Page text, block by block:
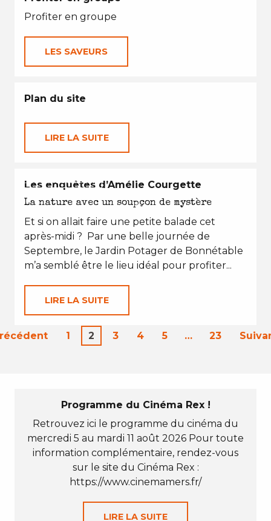
Profiter en groupe
LES SAVEURS
Plan du site
LIRE LA SUITE
EN TOUTES SAISONS
Les enquêtes d’Amélie Courgette
La nature avec un soupçon de mystère
Et si on allait faire une petite balade cet
après-midi ? Par une belle journée de
Septembre, le Jardin Potager de Bonnétable
m’a semblé être le lieu idéal pour profiter...
LIRE LA SUITE
1 2 3 4 5 … 23
Programme du Cinéma Rex !
Retrouvez ici le programme du cinéma du
mercredi 5 au mardi 11 août 2026 Pour toute
information complémentaire, rendez-vous
sur le site du Cinéma Rex :
https://www.cinemamers.fr/
LIRE LA SUITE